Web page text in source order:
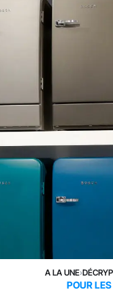
A LA UNE›
POUR